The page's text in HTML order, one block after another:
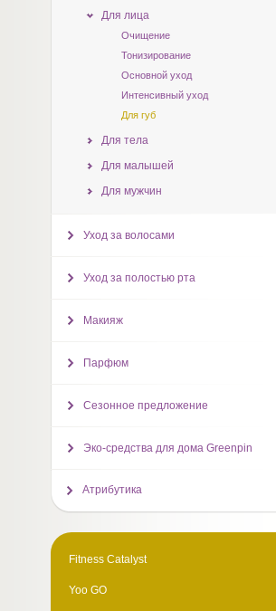
Для лица
Очищение
Тонизирование
Основной уход
Интенсивный уход
Для губ
Для тела
Для малышей
Для мужчин
Уход за волосами
Уход за полостью рта
Макияж
Парфюм
Сезонное предложение
Эко-средства для дома Greenpin
Атрибутика
Fitness Catalyst
Yoo GO